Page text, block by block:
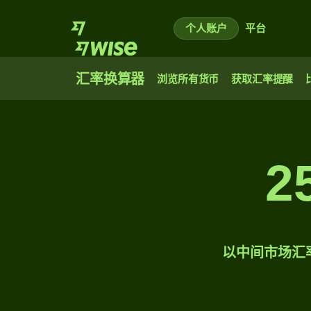
个人账户 平台
汇率换算器 浏览所有货币 获取汇率提醒
以中间市场